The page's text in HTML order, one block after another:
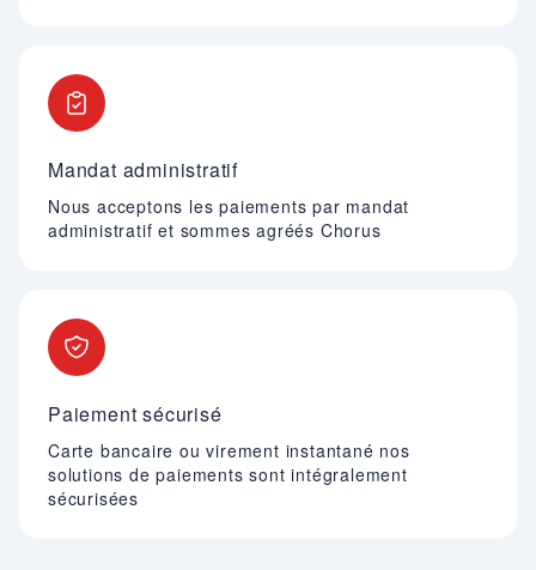
Mandat administratif
Nous acceptons les paiements par mandat
administratif et sommes agréés Chorus
Paiement sécurisé
Carte bancaire ou virement instantané nos
solutions de paiements sont intégralement
sécurisées